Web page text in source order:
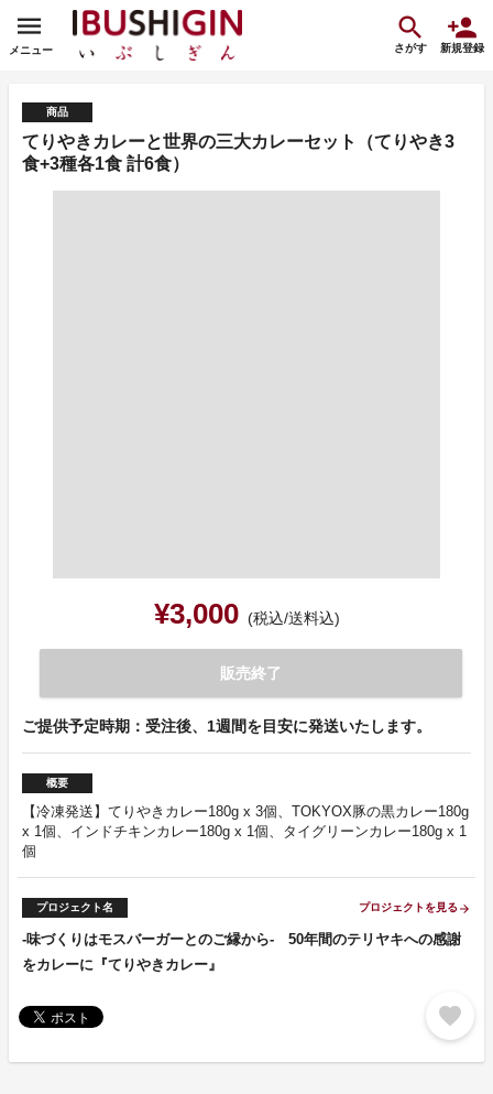
メニュー さがす 新規登録
商品
てりやきカレーと世界の三大カレーセット（てりやき3
食+3種各1食 計6食）
¥3,000 (税込/送料込)
販売終了
ご提供予定時期：受注後、1週間を目安に発送いたします。
概要
【冷凍発送】てりやきカレー180g x 3個、TOKYOX豚の黒カレー180g
x 1個、インドチキンカレー180g x 1個、タイグリーンカレー180g x 1
個
プロジェクト名 プロジェクトを見る arrow_forward
-味づくりはモスバーガーとのご縁から- 50年間のテリヤキへの感謝
をカレーに『てりやきカレー』
favorite